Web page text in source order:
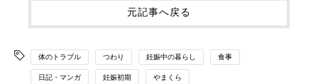
元記事へ戻る
体のトラブル つわり 妊娠中の暮らし 食事
日記・マンガ 妊娠初期 やまくら